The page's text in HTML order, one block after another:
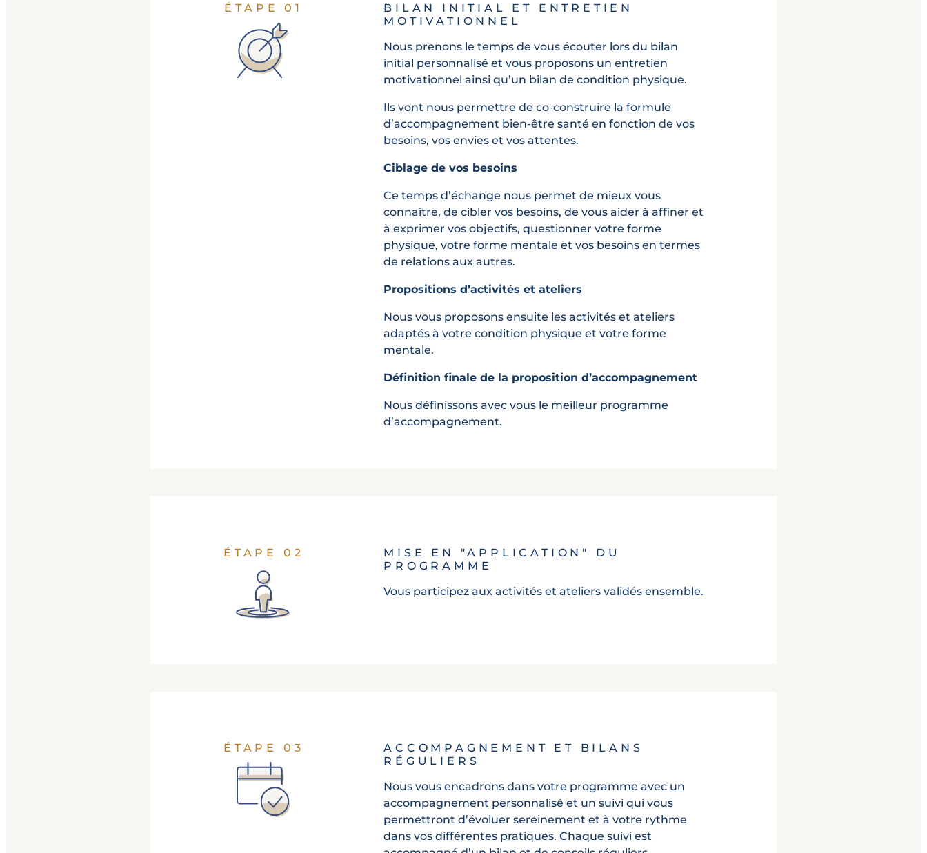
ÉTAPE 01
BILAN INITIAL ET ENTRETIEN
MOTIVATIONNEL
Nous prenons le temps de vous écouter lors du bilan
initial personnalisé et vous proposons un entretien
motivationnel ainsi qu’un bilan de condition physique.
Ils vont nous permettre de co-construire la formule
d’accompagnement bien-être santé en fonction de vos
besoins, vos envies et vos attentes.
Ciblage de vos besoins
Ce temps d’échange nous permet de mieux vous
connaître, de cibler vos besoins, de vous aider à affiner et
à exprimer vos objectifs, questionner votre forme
physique, votre forme mentale et vos besoins en termes
de relations aux autres.
Propositions d’activités et ateliers
Nous vous proposons ensuite les activités et ateliers
adaptés à votre condition physique et votre forme
mentale.
Définition finale de la proposition d’accompagnement
Nous définissons avec vous le meilleur programme
d’accompagnement.
ÉTAPE 02
MISE EN "APPLICATION" DU
PROGRAMME
Vous participez aux activités et ateliers validés ensemble.
ÉTAPE 03
ACCOMPAGNEMENT ET BILANS
RÉGULIERS
Nous vous encadrons dans votre programme avec un
accompagnement personnalisé et un suivi qui vous
permettront d’évoluer sereinement et à votre rythme
dans vos différentes pratiques. Chaque suivi est